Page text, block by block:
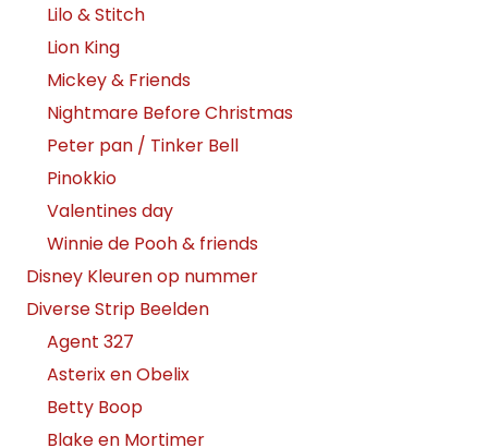
Lilo & Stitch
Lion King
Mickey & Friends
Nightmare Before Christmas
Peter pan / Tinker Bell
Pinokkio
Valentines day
Winnie de Pooh & friends
Disney Kleuren op nummer
Diverse Strip Beelden
Agent 327
Asterix en Obelix
Betty Boop
Blake en Mortimer